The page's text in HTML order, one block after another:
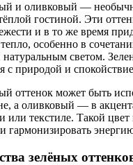
и оливковый —
гостиной. Эти
и в то же время
тепло, особенно в
светом.
с природой и
оттенок может быть
а оливковый — в
или текстиле. Такой цвет
и гармонизировать
зелёных